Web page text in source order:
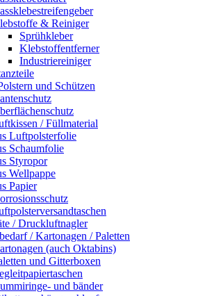
& Reiniger
Sprühkleber
Klebstoffentferner
Industriereiniger
und Schützen
/ Füllmaterial
Luftpolsterfolie
Schaumfolie
Styropor
Wellpappe
Papier
/ Druckluftnagler
/ Kartonagen / Paletten
(auch Oktabins)
und Gitterboxen
und bänder